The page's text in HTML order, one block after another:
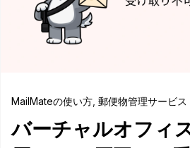
MailMateの使い方 郵便物管理サービス
バーチャルオフィ